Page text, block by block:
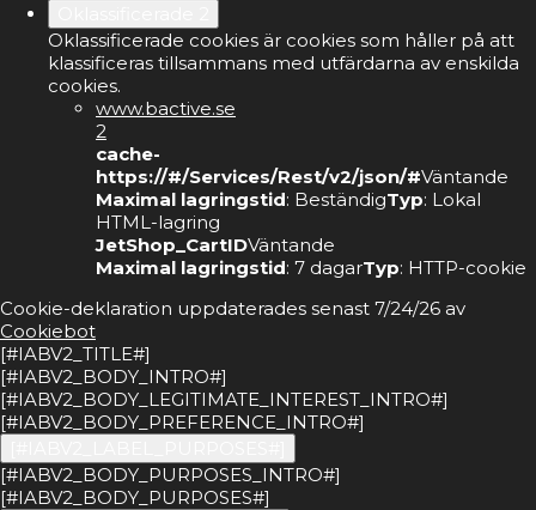
Oklassificerade cookies är cookies som håller på att
klassificeras tillsammans med utfärdarna av enskilda
cookies.
www.bactive.se
2
cache-
https://#/Services/Rest/v2/json/#Väntande
Maximal lagringstid: BeständigTyp: Lokal
HTML-lagring
JetShop_CartIDVäntande
Maximal lagringstid: 7 dagarTyp: HTTP-cookie
Cookie-deklaration uppdaterades senast 7/24/26 av
Cookiebot
[#IABV2_TITLE#]
[#IABV2_BODY_INTRO#]
[#IABV2_BODY_LEGITIMATE_INTEREST_INTRO#]
[#IABV2_BODY_PREFERENCE_INTRO#]
[#IABV2_BODY_PURPOSES_INTRO#]
[#IABV2_BODY_PURPOSES#]